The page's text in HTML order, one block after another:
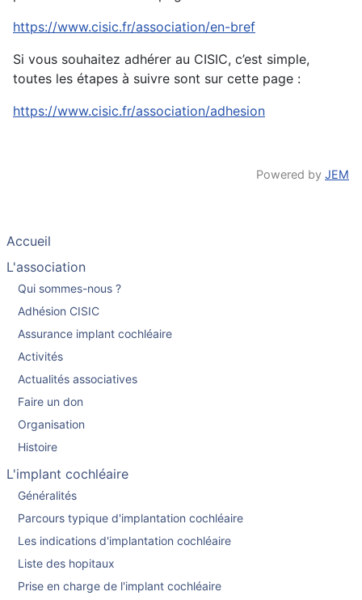
https://www.cisic.fr/association/en-bref
Si vous souhaitez adhérer au CISIC, c’est simple,
toutes les étapes à suivre sont sur cette page :
https://www.cisic.fr/association/adhesion
Powered by JEM
Accueil
L'association
Qui sommes-nous ?
Adhésion CISIC
Assurance implant cochléaire
Activités
Actualités associatives
Faire un don
Organisation
Histoire
L'implant cochléaire
Généralités
Parcours typique d'implantation cochléaire
Les indications d'implantation cochléaire
Liste des hopitaux
Prise en charge de l'implant cochléaire